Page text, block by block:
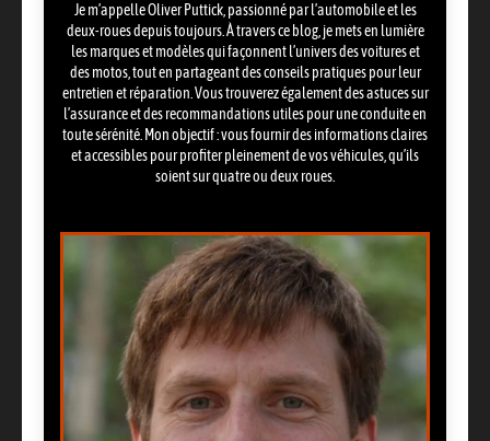
Je m’appelle Oliver Puttick, passionné par l’automobile et les
deux-roues depuis toujours. À travers ce blog, je mets en lumière
les marques et modèles qui façonnent l’univers des voitures et
des motos, tout en partageant des conseils pratiques pour leur
entretien et réparation. Vous trouverez également des astuces sur
l’assurance et des recommandations utiles pour une conduite en
toute sérénité. Mon objectif : vous fournir des informations claires
et accessibles pour profiter pleinement de vos véhicules, qu’ils
soient sur quatre ou deux roues.